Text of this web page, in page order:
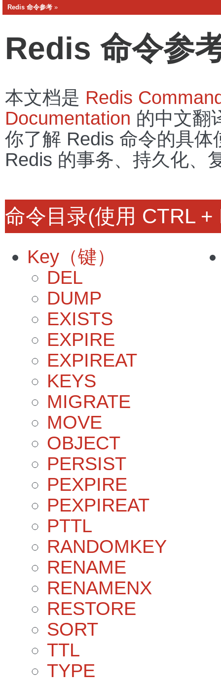
Redis 命令参考 »
Redis 命令参
本文档是 Redis
Documentation 的中文翻
你了解 Redis 命令的具
Redis 的事务、持久化、
命令目录(使用 CTRL
Key（键）
DEL
DUMP
EXISTS
EXPIRE
EXPIREAT
KEYS
MIGRATE
MOVE
OBJECT
PERSIST
PEXPIRE
PEXPIREAT
PTTL
RANDOMKEY
RENAME
RENAMENX
RESTORE
SORT
TTL
TYPE